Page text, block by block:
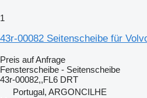
1
43r-00082 Seitenscheibe für
Preis auf Anfrage
Fensterscheibe - Seitenscheibe
43r-00082,,FL6 DRT
Portugal, ARGONCILHE